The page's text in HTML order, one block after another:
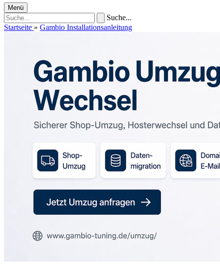
Menü
Suche...
Startseite » Gambio Installationsanleitung